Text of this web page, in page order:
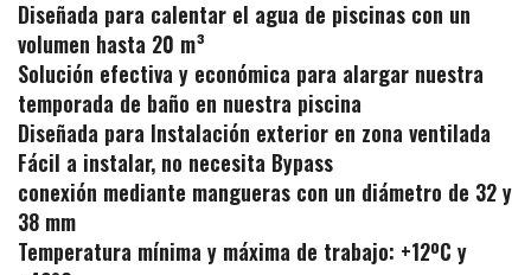
Diseñada para calentar el agua de piscinas con un
volumen hasta 20 m³
Solución efectiva y económica para alargar nuestra
temporada de baño en nuestra piscina
Diseñada para Instalación exterior en zona ventilada
Fácil a instalar, no necesita Bypass
conexión mediante mangueras con un diámetro de 32 y
38 mm
Temperatura mínima y máxima de trabajo: +12ºC y